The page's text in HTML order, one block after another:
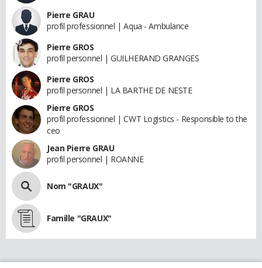
Pierre GRAU
profil professionnel | Aqua - Ambulance
Pierre GROS
profil personnel | GUILHERAND GRANGES
Pierre GROS
profil personnel | LA BARTHE DE NESTE
Pierre GROS
profil professionnel | CWT Logistics - Responsible to the
ceo
Jean Pierre GRAU
profil personnel | ROANNE
Nom "GRAUX"
Famille "GRAUX"